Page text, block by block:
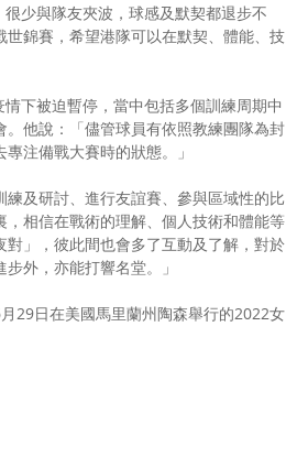
少與隊友夾波，球感及默契都退步不
錦賽，希望港隊可以在默契、體能、技
下被迫暫停，當中包括多個訓練周期中
他說：「儘管球員有依照教練團隊為封
注備戰大賽時的狀態。」
及研討、進行友誼賽、參與區域性的比
相信在戰術的理解、個人技術和體能等
」，彼此間也會多了互動及了解，對於
外，亦能打響名堂。」
29日在美國馬里蘭州陶森舉行的2022女